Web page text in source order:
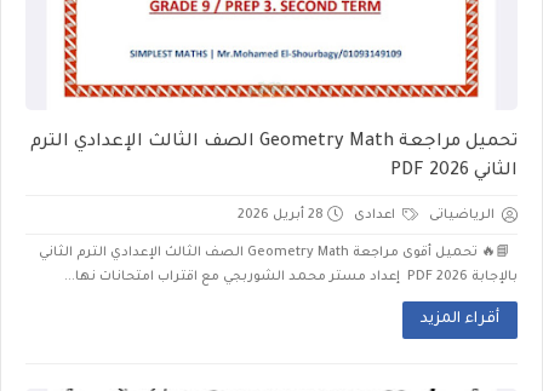
تحميل مراجعة Geometry Math الصف الثالث الإعدادي الترم
الثاني 2026 PDF
الرياضياتى اعدادى 28 أبريل 2026
📘🔥 تحميل أقوى مراجعة Geometry Math الصف الثالث الإعدادي الترم الثاني
بالإجابة 2026 PDF إعداد مستر محمد الشوربجي مع اقتراب امتحانات نها...
أقراء المزيد